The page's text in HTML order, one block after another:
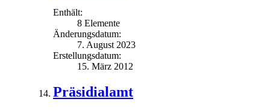
Enthält:
8 Elemente
Änderungsdatum:
7. August 2023
Erstellungsdatum:
15. März 2012
Präsidialamt